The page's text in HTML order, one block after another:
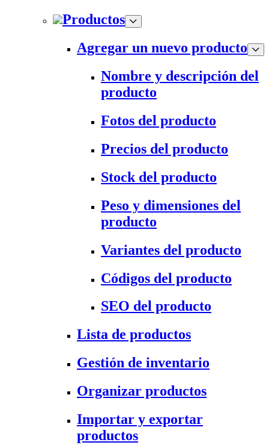
Productos
Agregar un nuevo producto
Nombre y descripción del
producto
Fotos del producto
Precios del producto
Stock del producto
Peso y dimensiones del
producto
Variantes del producto
Códigos del producto
SEO del producto
Lista de productos
Gestión de inventario
Organizar productos
Importar y exportar
productos